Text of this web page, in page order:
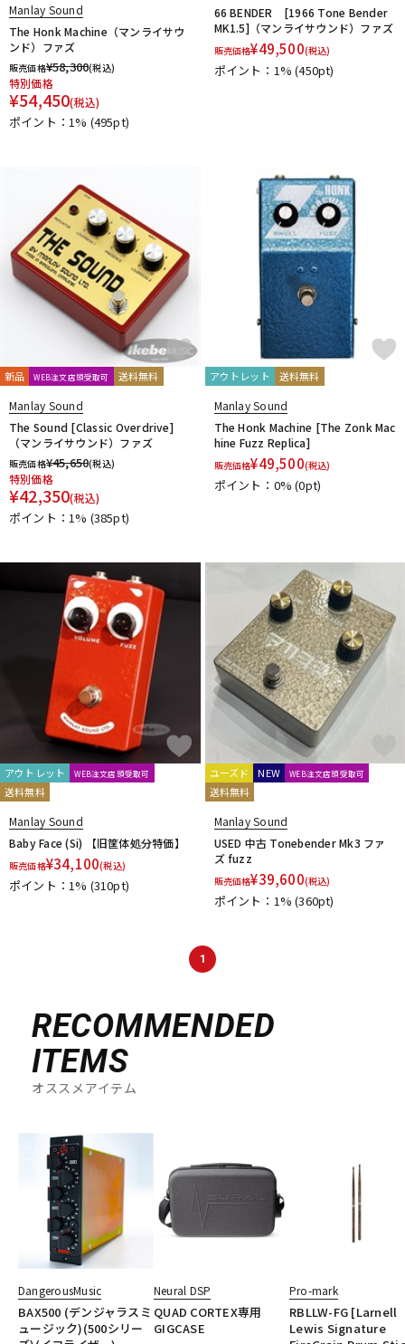
アンプ エフェクター
DJ機器 DTM
配信/ライブ機器 楽器アクセサリ
中古 ヴィンテージ
Manlay Sound
The Honk Machine（マンライサウ
ンド）ファズ
販売価格¥58,300(税込)
特別価格
¥54,450(税込)
ポイント：1% (495pt)
66 BENDER [1966 Tone Bender
MK1.5]（マンライサウンド）ファズ
販売価格¥49,500(税込)
ポイント：1%(450pt)
新品 WEB注文店頭受取可 送料無料
Manlay Sound
The Sound [Classic Overdrive]
（マンライサウンド）ファズ
販売価格¥45,650(税込)
特別価格
¥42,350(税込)
ポイント：1% (385pt)
アウトレット 送料無料
Manlay Sound
The Honk Machine [The Zonk Mac
hine Fuzz Replica]
販売価格¥49,500(税込)
ポイント：0%(0pt)
アウトレット WEB注文店頭受取可
送料無料
Manlay Sound
Baby Face (Si) 【旧筐体処分特価】
販売価格¥34,100(税込)
ポイント：1% (310pt)
ユーズド NEW WEB注文店頭受取可
送料無料
Manlay Sound
USED 中古 Tonebender Mk3 ファ
ズ fuzz
販売価格¥39,600(税込)
ポイント：1%(360pt)
1
RECOMMENDED
ITEMS
オススメアイテム
DangerousMusic
BAX500 (デンジャラスミ
ュージック)(500シリー
Neural DSP
QUAD CORTEX専用
GIGCASE
Pro-mark
RBLLW-FG [Larnell
Lewis Signature